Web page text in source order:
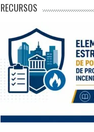
RECURSOS